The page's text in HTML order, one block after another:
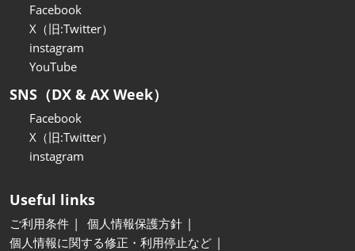
Facebook
X（旧:Twitter）
instagram
YouTube
SNS（DX & AX Week）
Facebook
X（旧:Twitter）
instagram
Useful links
ご利用条件
個人情報保護方針
個人情報に関する修正・利用停止など